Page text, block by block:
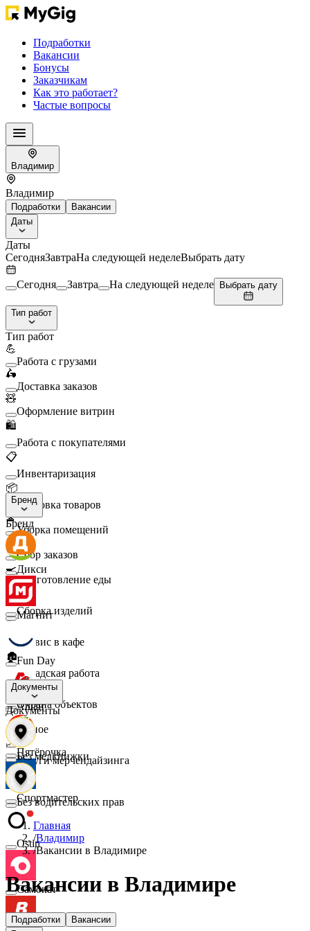
Подработки
Вакансии
Бонусы
Заказчикам
Как это работает?
Частые вопросы
Владимир
Владимир
Подработки
Вакансии
Даты
Даты
СегодняЗавтраНа следующей неделеВыбрать дату
Сегодня Завтра На следующей неделе Выбрать дату
Тип работ
Тип работ
💪
Работа с грузами
🛵
Доставка заказов
🧸
Оформление витрин
🛍️
Работа с покупателями
📋
Инвентаризация
📦
Упаковка товаров
🧹
Уборка помещений
🛒
Сбор заказов
🍳
Приготовление еды
🛠️
Сборка изделий
☕
Сервис в кафе
🏚️
Складская работа
🛡️
Охрана объектов
🔎
Разное
📈
Услуги мерчендайзинга
Бренд
Бренд
Дикси
Магнит
Fun Day
Ашан
Пятёрочка
Спортмастер
Ostin
Самокат
Документы
Документы
Без медкнижки
Без водительских прав
Главная
/Владимир
/Вакансии в Владимире
Вакансии в Владимире
Подработки
Вакансии